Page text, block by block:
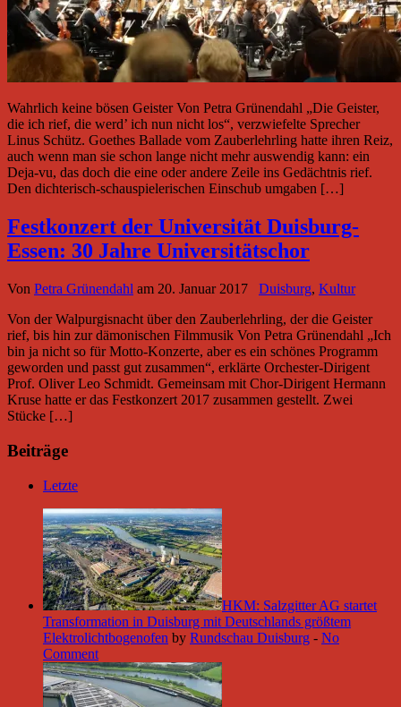
Wahrlich keine bösen Geister Von Petra Grünendahl „Die Geister,
die ich rief, die werd’ ich nun nicht los“, verzwiefelte Sprecher
Linus Schütz. Goethes Ballade vom Zauberlehrling hatte ihren Reiz,
auch wenn man sie schon lange nicht mehr auswendig kann: ein
Deja-vu, das doch die eine oder andere Zeile ins Gedächtnis rief.
Den dichterisch-schauspielerischen Einschub umgaben […]
Festkonzert der Universität Duisburg-
Essen: 30 Jahre Universitätschor
Von Petra Grünendahl am 20. Januar 2017 Duisburg, Kultur
Von der Walpurgisnacht über den Zauberlehrling, der die Geister
rief, bis hin zur dämonischen Filmmusik Von Petra Grünendahl „Ich
bin ja nicht so für Motto-Konzerte, aber es ein schönes Programm
geworden und passt gut zusammen“, erklärte Orchester-Dirigent
Prof. Oliver Leo Schmidt. Gemeinsam mit Chor-Dirigent Hermann
Kruse hatte er das Festkonzert 2017 zusammen gestellt. Zwei
Stücke […]
Beiträge
Letzte
HKM: Salzgitter AG startet
Transformation in Duisburg mit Deutschlands größtem
Elektrolichtbogenofen by Rundschau Duisburg - No
Comment